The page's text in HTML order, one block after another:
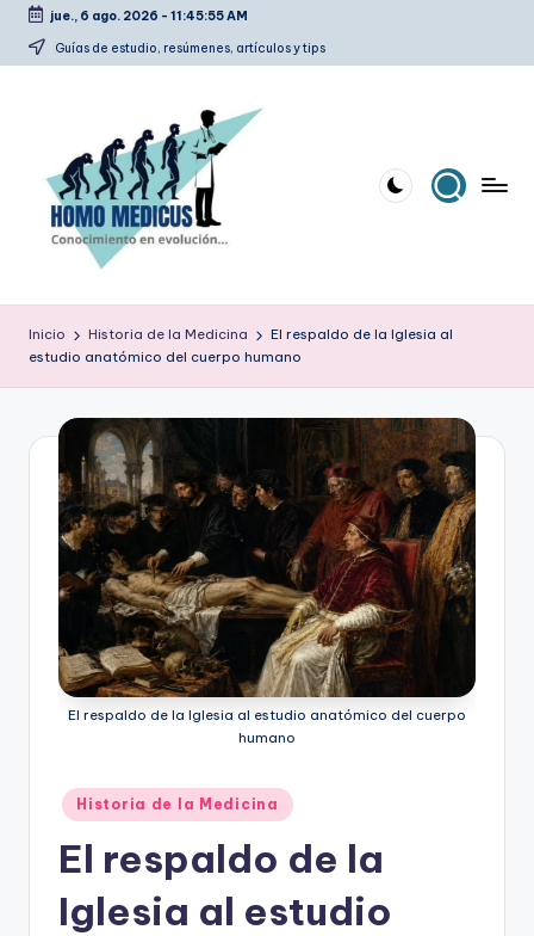
Saltar
jue., 6 ago. 2026 - 11:45:56 AM
Guías de estudio, resúmenes, artículos y tips
o
m
d
ic
estudio,
Inicio Historia de la Medicina
El respaldo de la Iglesia al
estudio anatómico del cuerpo humano
El respaldo de la Iglesia al estudio anatómico del cuerpo
humano
Publicado
en
Historia de la Medicina
El respaldo de la
Iglesia al estudio